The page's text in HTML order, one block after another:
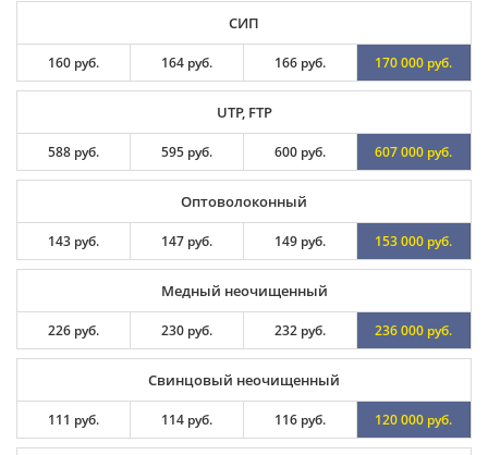
СИП
160 руб. 164 руб. 166 руб. 170 000 руб.
UTP, FTP
588 руб. 595 руб. 600 руб. 607 000 руб.
Оптоволоконный
143 руб. 147 руб. 149 руб. 153 000 руб.
Медный неочищенный
226 руб. 230 руб. 232 руб. 236 000 руб.
Свинцовый неочищенный
111 руб. 114 руб. 116 руб. 120 000 руб.